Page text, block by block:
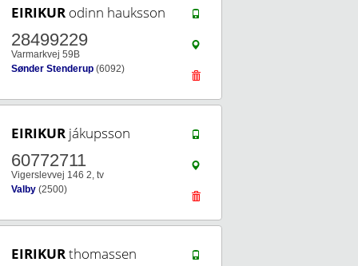
EIRIKUR odinn hauksson
28499229
Varmarkvej 59B
Sønder Stenderup (6092)
EIRIKUR jákupsson
60772711
Vigerslevvej 146 2, tv
Valby (2500)
EIRIKURthomassen